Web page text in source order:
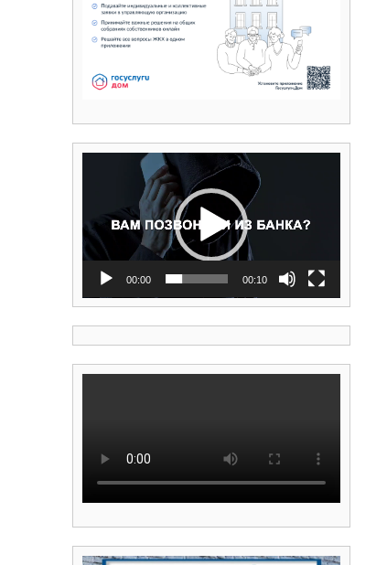
Видеоплеер
00:00 00:10